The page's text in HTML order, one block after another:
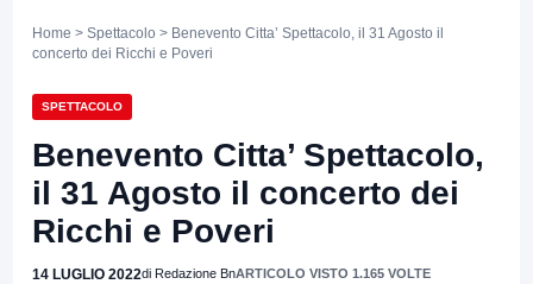
Home > Spettacolo > Benevento Citta’ Spettacolo, il 31 Agosto il
concerto dei Ricchi e Poveri
SPETTACOLO
Benevento Citta’ Spettacolo,
il 31 Agosto il concerto dei
Ricchi e Poveri
14 LUGLIO 2022di Redazione BnARTICOLO VISTO 1.165 VOLTE